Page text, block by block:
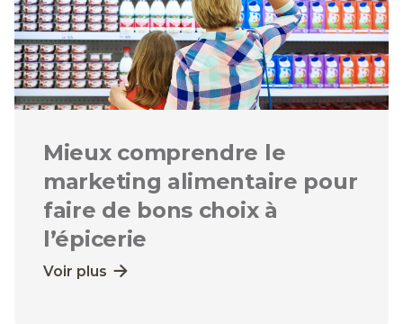
Mieux comprendre le
marketing alimentaire pour
faire de bons choix à
l’épicerie
Voir plus